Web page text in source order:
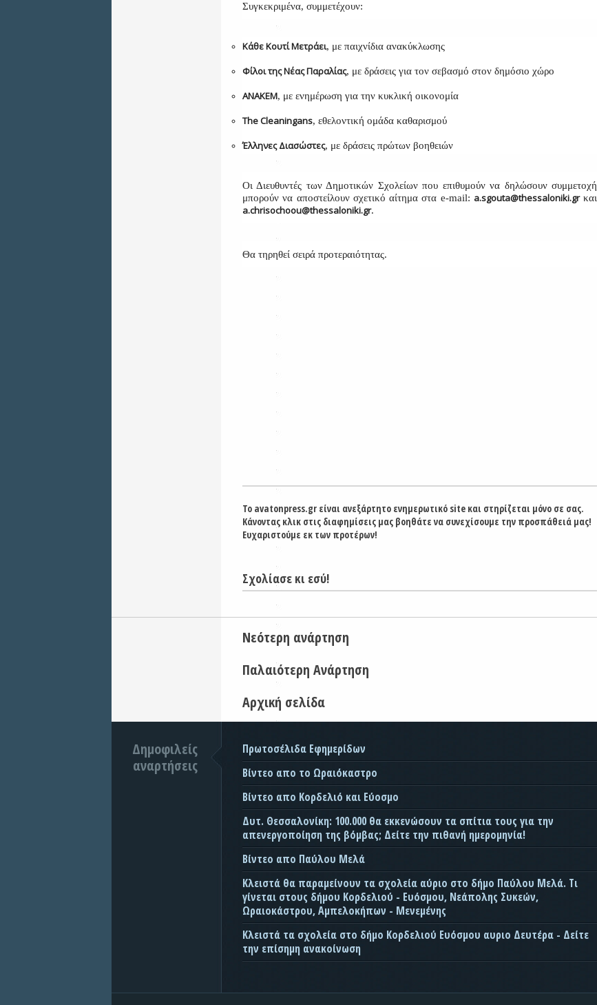
Συγκεκριμένα, συμμετέχουν:
Κάθε Κουτί Μετράει, με παιχνίδια ανακύκλωσης
Φίλοι της Νέας Παραλίας, με δράσεις για τον σεβασμό στον δημόσιο χώρο
ΑΝΑΚΕΜ, με ενημέρωση για την κυκλική οικονομία
The Cleaningans, εθελοντική ομάδα καθαρισμού
Έλληνες Διασώστες, με δράσεις πρώτων βοηθειών
Οι Διευθυντές των Δημοτικών Σχολείων που επιθυμούν να δηλώσουν συμμετοχή
μπορούν να αποστείλουν σχετικό αίτημα στα e-mail: a.sgouta@thessaloniki.grκαι
a.chrisochoou@thessaloniki.gr.
Θα τηρηθεί σειρά προτεραιότητας.
Το avatonpress.gr είναι ανεξάρτητο ενημερωτικό site και στηρίζεται μόνο σε σας.
Κάνοντας κλικ στις διαφημίσεις μας βοηθάτε να συνεχίσουμε την προσπάθειά μας!
Ευχαριστούμε εκ των προτέρων!
Σχολίασε κι εσύ!
Νεότερη ανάρτηση
Παλαιότερη Ανάρτηση
Αρχική σελίδα
Δημοφιλείς
αναρτήσεις
Πρωτοσέλιδα Εφημερίδων
Βίντεο απο το Ωραιόκαστρο
Βίντεο απο Κορδελιό και Εύοσμο
Δυτ. Θεσσαλονίκη: 100.000 θα εκκενώσουν τα σπίτια τους για την
απενεργοποίηση της βόμβας; Δείτε την πιθανή ημερομηνία!
Βίντεο απο Παύλου Μελά
Κλειστά θα παραμείνουν τα σχολεία αύριο στο δήμο Παύλου Μελά. Τι
γίνεται στους δήμου Κορδελιού - Ευόσμου, Νεάπολης Συκεών,
Ωραιοκάστρου, Αμπελοκήπων - Μενεμένης
Κλειστά τα σχολεία στο δήμο Κορδελιού Ευόσμου αυριο Δευτέρα - Δείτε
την επίσημη ανακοίνωση